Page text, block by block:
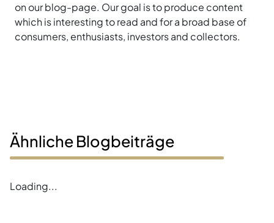
on our blog-page. Our goal is to produce content
which is interesting to read and for a broad base of
consumers, enthusiasts, investors and collectors.
Ähnliche Blogbeiträge
Loading...